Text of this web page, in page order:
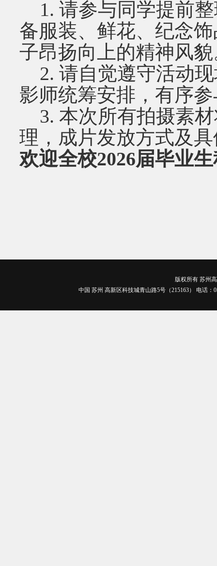
1. 请参与同学提前
备服装、鲜花、纪念
子昂扬向上的精神风
2. 请自觉遵守活动
影师统筹安排，有序
3. 本次所有拍摄素
理，成片发放方式及
欢迎全校2026届毕业
版权所有 苏州
中国 苏州 高新区科技城青山路5号（215163） 电话：